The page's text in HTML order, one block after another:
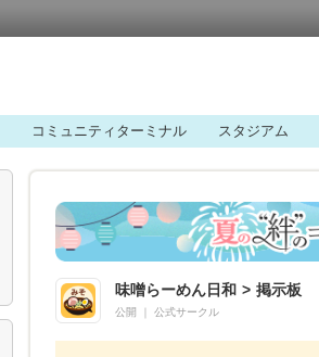
コミュニティターミナル スタジアム
味噌らーめん日和 > 掲示板
公開 公式サークル